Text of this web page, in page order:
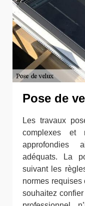
Pose de
Les travaux
complexes et
approfondies
adéquats. La
suivant les
normes requises
souhaitez